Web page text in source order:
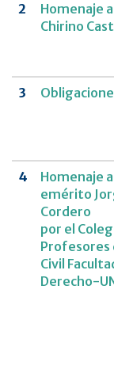
2
Homenaje
Chirino
3
4
Homenaje
emérito
Cordero
por el
Profesores
Civil
Derecho-